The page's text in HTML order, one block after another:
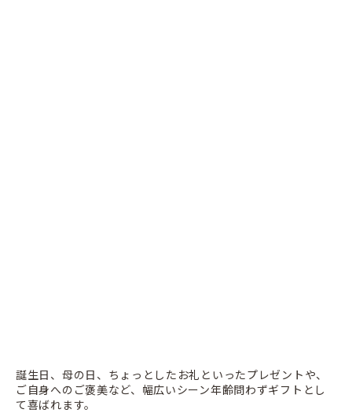
誕生日、母の日、ちょっとしたお礼といったプレゼントや、
ご自身へのご褒美など、幅広いシーン年齢問わずギフトとし
て喜ばれます。